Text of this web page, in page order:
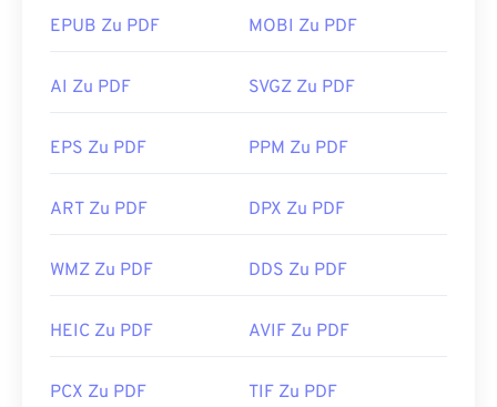
EPUB Zu PDF MOBI Zu PDF
AI Zu PDF SVGZ Zu PDF
EPS Zu PDF PPM Zu PDF
ART Zu PDF DPX Zu PDF
WMZ Zu PDF DDS Zu PDF
HEIC Zu PDF AVIF Zu PDF
PCX Zu PDF TIF Zu PDF